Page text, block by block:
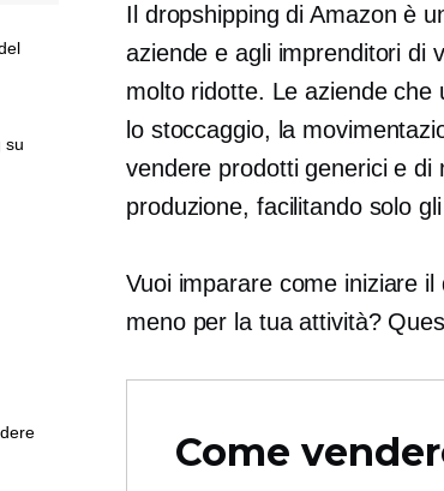
Il dropshipping di Amazon è
aziende e agli imprenditori di
molto ridotte. Le aziende che
lo stoccaggio, la
vendere prodotti generici e di
produzione, facilitando solo
Vuoi imparare come iniziare
meno per la tua attività?
Come
su